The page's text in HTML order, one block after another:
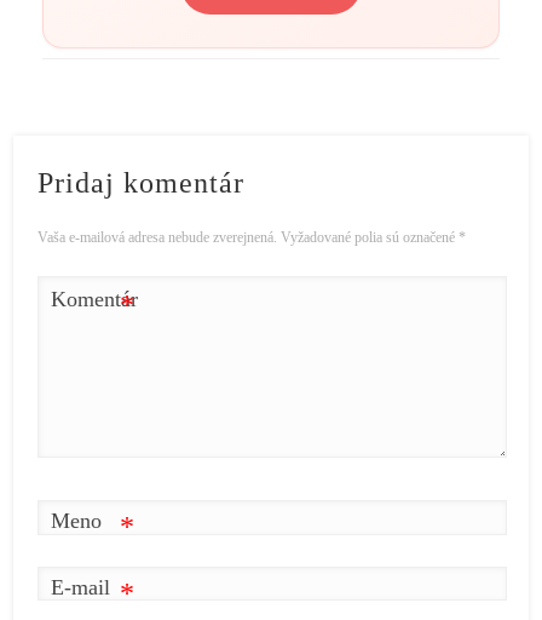
Pridaj komentár
Vaša e-mailová adresa nebude zverejnená. Vyžadované polia sú označené *
Komentár
*
Meno *
E-mail *